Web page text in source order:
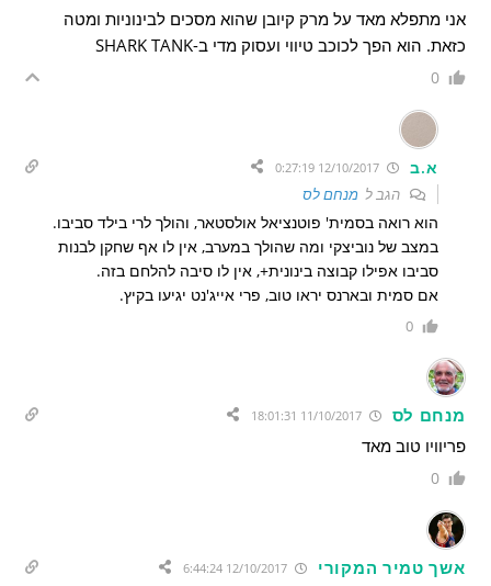
אני מתפלא מאד על מרק קיובן שהוא מסכים לבינוניות ומטה
כזאת. הוא הפך לכוכב טיווי ועסוק מדי ב-SHARK TANK
0
א.ב
הגב למנחם לס
הוא רואה בסמית' פוטנציאל אולסטאר, והולך לרי בילד סביבו.
במצב של נוביצקי ומה שהולך במערב, אין לו אף שחקן לבנות
סביבו אפילו קבוצה בינונית+, אין לו סיבה להלחם בזה.
אם סמית ובארנס יראו טוב, פרי אייג'נט יגיעו בקיץ.
0
מנחם לס 11/10/2017 18:01:31
פריוויו טוב מאד
0
אשך טמיר המקורי